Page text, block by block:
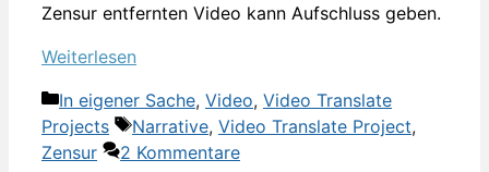
Zensur entfernten Video kann Aufschluss geben.
Weiterlesen
Kategorien
In eigener Sache, Video, Video Translate
Projects
Schlagwörter
Narrative, Video Translate Project,
Zensur
2 Kommentare